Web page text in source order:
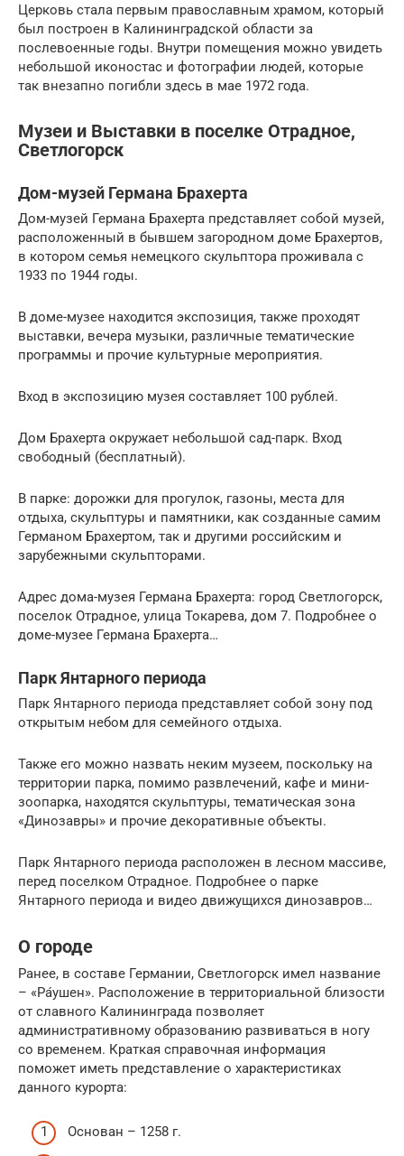
Церковь стала первым православным храмом, который
был построен в Калининградской области за
послевоенные годы. Внутри помещения можно увидеть
небольшой иконостас и фотографии людей, которые
так внезапно погибли здесь в мае 1972 года.
Музеи и Выставки в поселке Отрадное,
Светлогорск
Дом-музей Германа Брахерта
Дом-музей Германа Брахерта представляет собой музей,
расположенный в бывшем загородном доме Брахертов,
в котором семья немецкого скульптора проживала с
1933 по 1944 годы.
В доме-музее находится экспозиция, также проходят
выставки, вечера музыки, различные тематические
программы и прочие культурные мероприятия.
Вход в экспозицию музея составляет 100 рублей.
Дом Брахерта окружает небольшой сад-парк. Вход
свободный (бесплатный).
В парке: дорожки для прогулок, газоны, места для
отдыха, скульптуры и памятники, как созданные самим
Германом Брахертом, так и другими российским и
зарубежными скульпторами.
Адрес дома-музея Германа Брахерта: город Светлогорск,
поселок Отрадное, улица Токарева, дом 7. Подробнее о
доме-музее Германа Брахерта…
Парк Янтарного периода
Парк Янтарного периода представляет собой зону под
открытым небом для семейного отдыха.
Также его можно назвать неким музеем, поскольку на
территории парка, помимо развлечений, кафе и мини-
зоопарка, находятся скульптуры, тематическая зона
«Динозавры» и прочие декоративные объекты.
Парк Янтарного периода расположен в лесном массиве,
перед поселком Отрадное. Подробнее о парке
Янтарного периода и видео движущихся динозавров…
О городе
Ранее, в составе Германии, Светлогорск имел название
– «Ра́ушен». Расположение в территориальной близости
от славного Калининграда позволяет
административному образованию развиваться в ногу
со временем. Краткая справочная информация
поможет иметь представление о характеристиках
данного курорта:
Основан – 1258 г.